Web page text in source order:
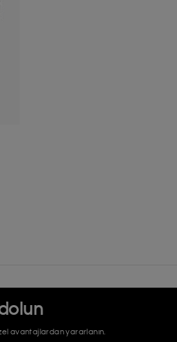
avantajlardan yararlanın.